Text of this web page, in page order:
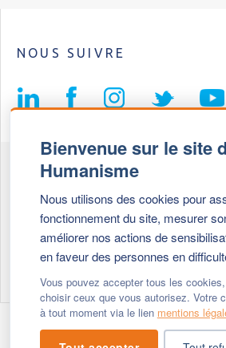
Bienvenue sur le site
Humanisme
Nous utilisons des cookies pour
fonctionnement du site, mesurer
améliorer nos actions de
en faveur des personnes en
Vous pouvez accepter tous les
choisir ceux que vous autorisez. Votre
à tout moment via le lien mentions
NOUS SUIVRE
69647 Caluire et Cuire cedex
+ 33 (0)4 72 27 42 58
- © 2026